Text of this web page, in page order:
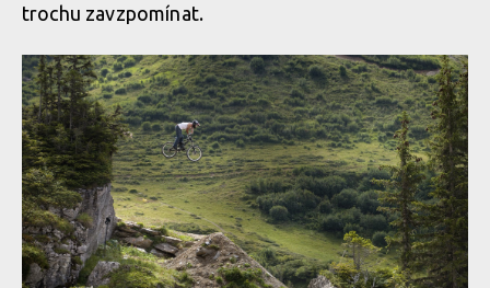
trochu zavzpomínat.